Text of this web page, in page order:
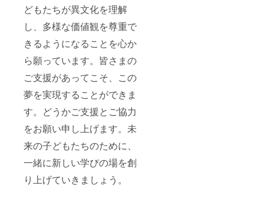
どもたちが異文化を理解
し、多様な価値観を尊重で
きるようになることを心か
ら願っています。皆さまの
ご支援があってこそ、この
夢を実現することができま
す。どうかご支援とご協力
をお願い申し上げます。未
来の子どもたちのために、
一緒に新しい学びの場を創
り上げていきましょう。